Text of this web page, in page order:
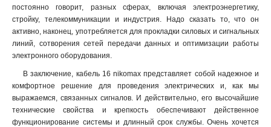
постоянно говорит, разных сферах, включая электроэнергетику,
стройку, телекоммуникации и индустрия. Надо сказать то, что он
активно, наконец, употребляется для прокладки силовых и сигнальных
линий, сотворения сетей передачи данных и оптимизации работы
электронного оборудования.
В заключение, кабель 16 nikomax представляет собой надежное и
комфортное решение для проведения электрических и, как мы
выражаемся, связанных сигналов. И действительно, его высочайшие
технические свойства и крепкость обеспечивают действенное
функционирование системы и длинный срок службы. Очень хочется